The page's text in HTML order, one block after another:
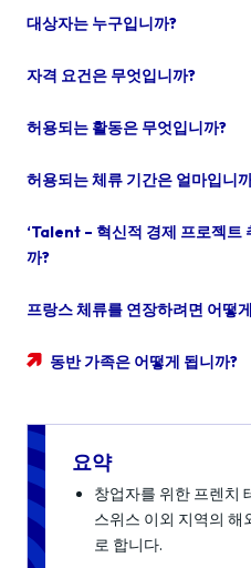
대상자는 누구입니까?
자격 요건은 무엇입니까?
허용되는 활동은 무엇입니까?
허용되는 체류 기간은 얼마입니
‘Talent – 혁신적 경제 프로젝트
까?
프랑스 체류를 연장하려면 어떻
동반 가족은 어떻게 됩니까?
요약
창업자를 위한 프렌치
스위스 이외 지역의 해
로 합니다.